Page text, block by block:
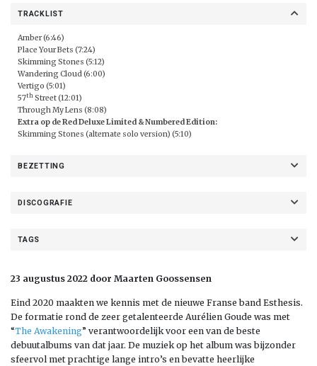
TRACKLIST
Amber (6:46)
Place Your Bets (7:24)
Skimming Stones (5:12)
Wandering Cloud (6:00)
Vertigo (5:01)
57th Street (12:01)
Through My Lens (8:08)
Extra op de Red Deluxe Limited & Numbered Edition:
Skimming Stones (alternate solo version) (5:10)
BEZETTING
DISCOGRAFIE
TAGS
23 augustus 2022 door Maarten Goossensen
Eind 2020 maakten we kennis met de nieuwe Franse band Esthesis.
De formatie rond de zeer getalenteerde Aurélien Goude was met
“The Awakening” verantwoordelijk voor een van de beste
debuutalbums van dat jaar. De muziek op het album was bijzonder
sfeervol met prachtige lange intro’s en bevatte heerlijke